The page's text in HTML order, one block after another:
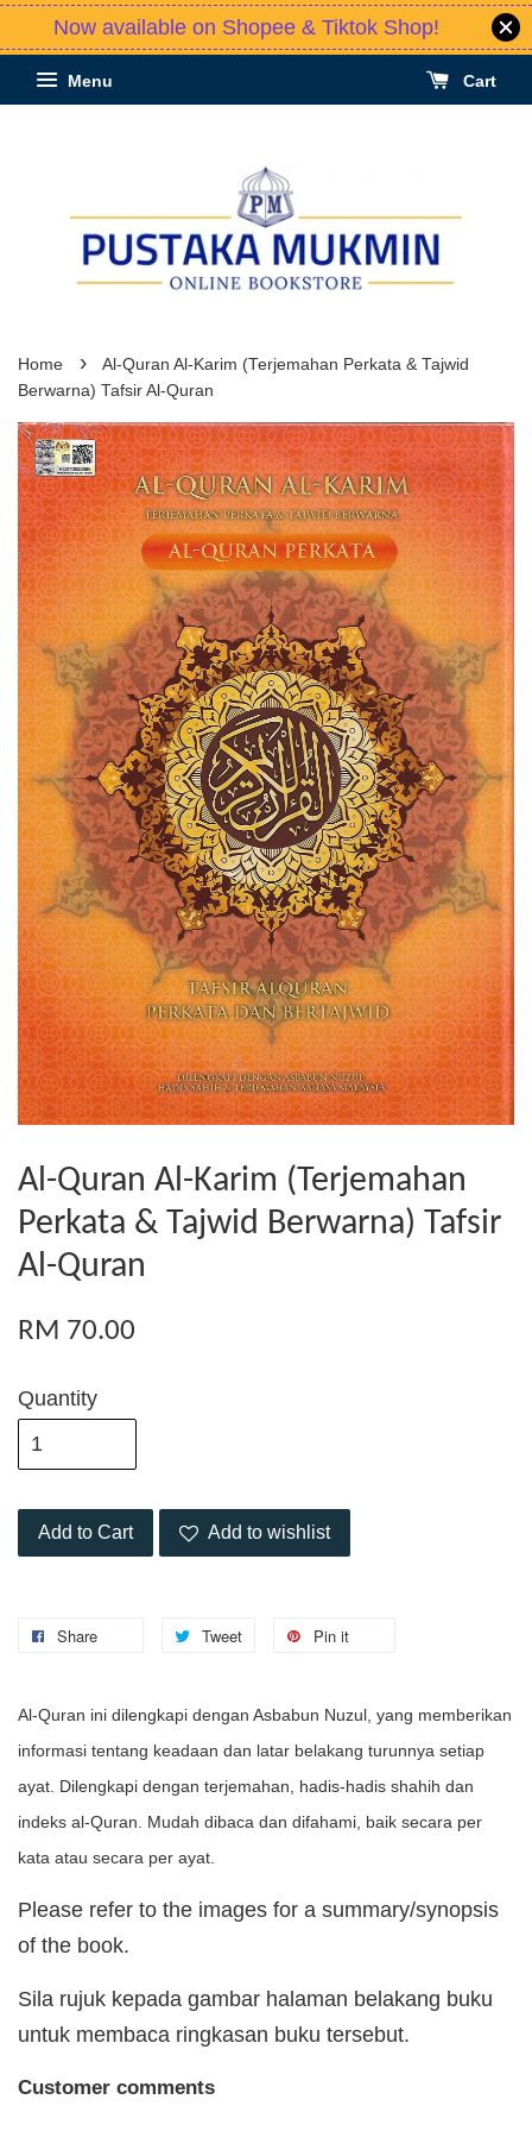
Now available on Shopee & Tiktok Shop!
Menu Cart
Home ›
Al-Quran Al-Karim (Terjemahan Perkata & Tajwid
Berwarna) Tafsir Al-Quran
Al-Quran Al-Karim (Terjemahan
Perkata & Tajwid Berwarna) Tafsir
Al-Quran
RM 70.00
Quantity
Add to Cart Add to wishlist
Share Tweet Pin it
Al-Quran ini dilengkapi dengan Asbabun Nuzul, yang memberikan
informasi tentang keadaan dan latar belakang turunnya setiap
ayat. Dilengkapi dengan terjemahan, hadis-hadis shahih dan
indeks al-Quran. Mudah dibaca dan difahami, baik secara per
kata atau secara per ayat.
Please refer to the images for a summary/synopsis
of the book.
Sila rujuk kepada gambar halaman belakang buku
untuk membaca ringkasan buku tersebut.
Customer comments